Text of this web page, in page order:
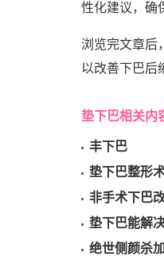
性化建议，确
浏览完文章后
以改善下巴后
垫下巴相关内
丰下巴
垫下巴整形
非手术下巴
垫下巴能解
绝世侧颜杀